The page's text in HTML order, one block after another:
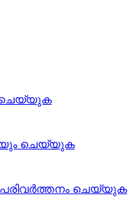
ചെയ്യുക
ചെയ്യുക
പരിവർത്തനം ചെയ്യുക